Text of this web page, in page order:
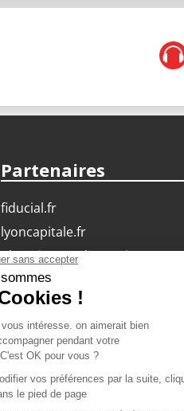
Partenaires
fiducial.fr
lyoncapitale.fr
olympique-et-lyonnais.com
L'application Iphone
/ Android
Téléchargez l'application